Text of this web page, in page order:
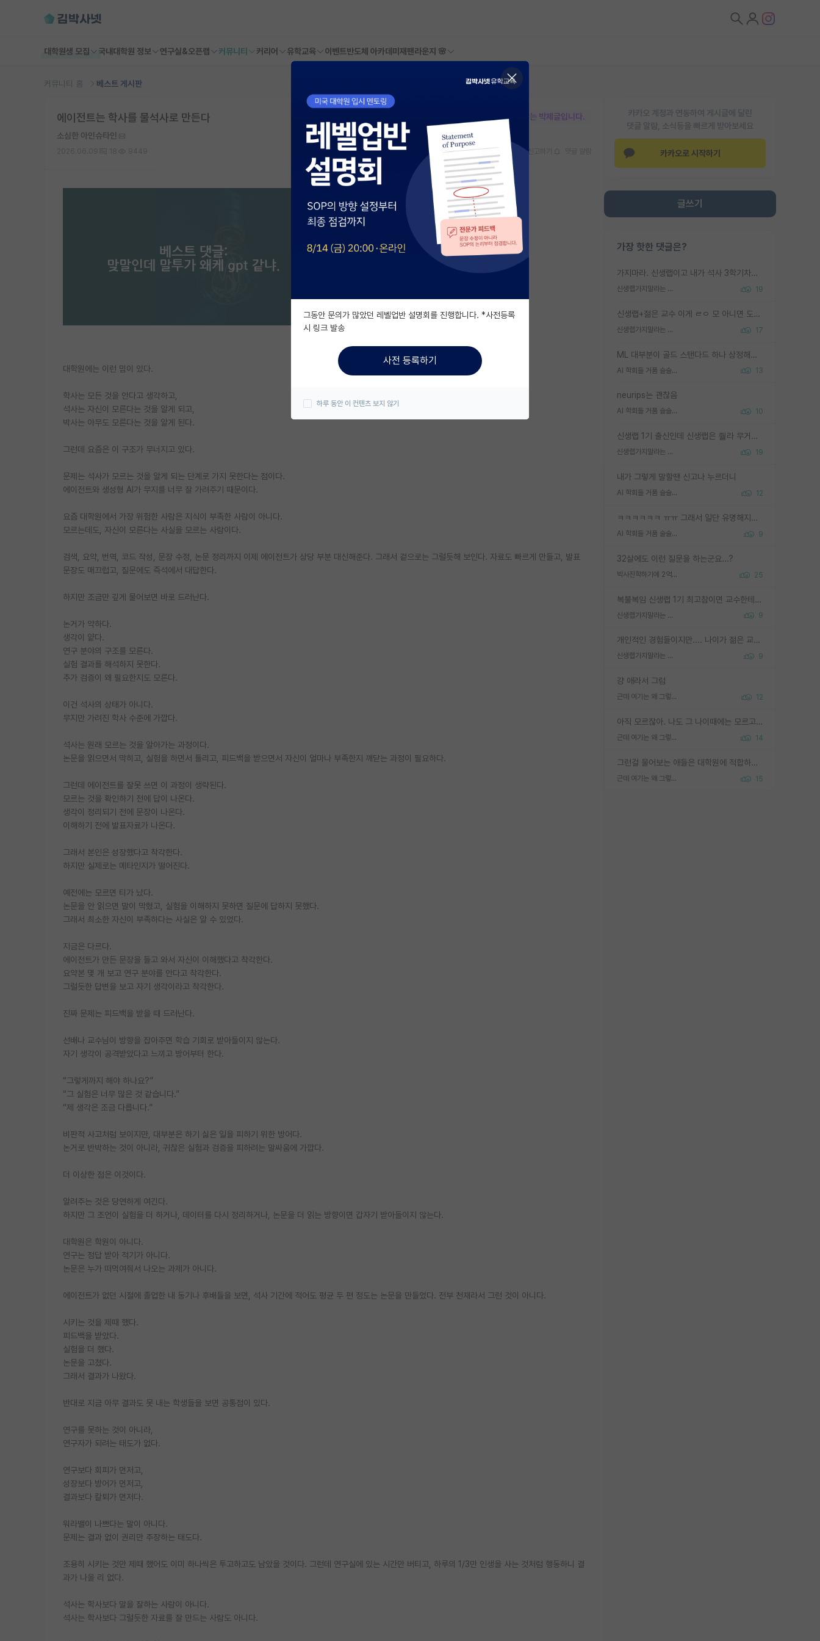
대학원생 모집 국내대학원 정보 연구실&오픈랩 커뮤니티 커리어 유학교육 이벤트반도체 아카데미 재팬라운지 🌸
커뮤니티 홈 베스트 게시판
카카오 계정과 연동하여 게시글에 달린
댓글 알람, 소식등을 빠르게 받아보세요
카카오로 시작하기
글쓰기
가장 핫한 댓글은?
가지마라. 신생랩이고 내가 석사 3학기차인데 최고참인데 나도 아무것도 모르는데 교수가 후배들 왜 논문 교육 안시키냐. 논문 왜 안 써오냐 닦달한다
신생랩가지말라는 이유가 있었구나 19
신생랩+젊은 교수 이게 ㄹㅇ 모 아니면 도인듯.
신생랩가지말라는 이유가 있었구나 17
ML 대부분이 골드 스탠다드 하나 상정해놓고 (벤치마크 데이터셋이 여러 개면 여러 개 상정) 그거 얼마나 잘 맞추나 싸움임 가끔 번뜩이는 설계 철학을 보여주는 논문들도 있지만 대부분 그거 성적 얼마나 더 올리느라에 혈안이 되어 있는 측면이 잇음
AI 학회들 거품 슬슬 지적이 나오네요 13
neurips는 괜찮음
AI 학회들 거품 슬슬 지적이 나오네요 10
신생랩 1기 출신인데 신생랩은 줠라 무거운 바벨 같은거임. 들면 대박인데 못들면 깔려 죽음. 아무도 알려주지 않는 환경에서 자생해야하지만, 일단 살아남았다면 그 어떤 사람보다 악착같고 생존력 높은 사람으로 거듭날 수 있음
신생랩가지말라는 이유가 있었구나 19
내가 그렇게 말할땐 신고나 누르더니
AI 학회들 거품 슬슬 지적이 나오네요 12
ㅋㅋㅋㅋㅋㅋ ㅠㅠ 그래서 일단 유명해지는게 중요한거같습니다
AI 학회들 거품 슬슬 지적이 나오네요 9
32살에도 이런 질문을 하는군요...?
박사진학하기에 2억은 괜찮은 (?) 정도의 경제력인가요 25
복불복임 신생랩 1기 최고참이면 교수한테 직접 지도받는 시간이 매우 많음 제대로 된 교수라면 말이지 그게 아니라면 그냥 넌 해방 불가능한 노예 1호에 감점쓰레기통이 되는거고
신생랩가지말라는 이유가 있었구나 9
개인적인 경험들이지만.... 나이가 젊은 교수일수록 꼰대라는 가면을 쓴 채로 무례함을 행동하는 경우가 거의 90% 정도였음. 나이가 어린데 다른 또래들과 달리 명예, 권력, 재력까지 얻었으니 세상 다 가진 기분이겠지. 오히러 나이 든 교수들이 행동과 말을 더 조심하시더라.
신생랩가지말라는 이유가 있었구나 9
걍 애라서 그럼
근데 여기는 왜 그렇게 SPK를 물어보는거임? 12
아직 모르잖아. 나도 그 나이때에는 모르고 평가 받고 안심하고 싶었어.
근데 여기는 왜 그렇게 SPK를 물어보는거임? 14
그런걸 물어보는 애들은 대학원에 적합하지 않다
근데 여기는 왜 그렇게 SPK를 물어보는거임? 15
본문이 수정되지 않는 박제글입니다.
에이전트는 학사를 물석사로 만든다
소심한 아인슈타인
스크랩 신고하기
대학원에는 이런 밈이 있다.
학사는 모든 것을 안다고 생각하고,
석사는 자신이 모른다는 것을 알게 되고,
박사는 아무도 모른다는 것을 알게 된다.
그런데 요즘은 이 구조가 무너지고 있다.
문제는 석사가 모르는 것을 알게 되는 단계로 가지 못한다는 점이다.
에이전트와 생성형 AI가 무지를 너무 잘 가려주기 때문이다.
요즘 대학원에서 가장 위험한 사람은 지식이 부족한 사람이 아니다.
모르는데도, 자신이 모른다는 사실을 모르는 사람이다.
검색, 요약, 번역, 코드 작성, 문장 수정, 논문 정리까지 이제 에이전트가 상당 부분 대신해준다. 그래서 겉으로는 그럴듯해 보인다. 자료도 빠르게 만들고, 발표
문장도 매끄럽고, 질문에도 즉석에서 대답한다.
하지만 조금만 깊게 물어보면 바로 드러난다.
논거가 약하다.
생각이 얕다.
연구 분야의 구조를 모른다.
실험 결과를 해석하지 못한다.
추가 검증이 왜 필요한지도 모른다.
이건 석사의 상태가 아니다.
무지만 가려진 학사 수준에 가깝다.
석사는 원래 모르는 것을 알아가는 과정이다.
논문을 읽으면서 막히고, 실험을 하면서 틀리고, 피드백을 받으면서 자신이 얼마나 부족한지 깨닫는 과정이 필요하다.
그런데 에이전트를 잘못 쓰면 이 과정이 생략된다.
모르는 것을 확인하기 전에 답이 나온다.
생각이 정리되기 전에 문장이 나온다.
이해하기 전에 발표자료가 나온다.
그래서 본인은 성장했다고 착각한다.
하지만 실제로는 메타인지가 떨어진다.
예전에는 모르면 티가 났다.
논문을 안 읽으면 말이 막혔고, 실험을 이해하지 못하면 질문에 답하지 못했다.
그래서 최소한 자신이 부족하다는 사실은 알 수 있었다.
지금은 다르다.
에이전트가 만든 문장을 들고 와서 자신이 이해했다고 착각한다.
요약본 몇 개 보고 연구 분야를 안다고 착각한다.
그럴듯한 답변을 보고 자기 생각이라고 착각한다.
진짜 문제는 피드백을 받을 때 드러난다.
선배나 교수님이 방향을 잡아주면 학습 기회로 받아들이지 않는다.
자기 생각이 공격받았다고 느끼고 방어부터 한다.
“그렇게까지 해야 하나요?”
“그 실험은 너무 많은 것 같습니다.”
“제 생각은 조금 다릅니다.”
비판적 사고처럼 보이지만, 대부분은 하기 싫은 일을 피하기 위한 방어다.
논거로 반박하는 것이 아니라, 귀찮은 실험과 검증을 피하려는 말싸움에 가깝다.
더 이상한 점은 이것이다.
알려주는 것은 당연하게 여긴다.
하지만 그 조언이 실험을 더 하거나, 데이터를 다시 정리하거나, 논문을 더 읽는 방향이면 갑자기 받아들이지 않는다.
대학원은 학원이 아니다.
연구는 정답 받아 적기가 아니다.
논문은 누가 떠먹여줘서 나오는 과제가 아니다.
에이전트가 없던 시절에 졸업한 내 동기나 후배들을 보면, 석사 기간에 적어도 평균 두 편 정도는 논문을 만들었다. 전부 천재라서 그런 것이 아니다.
시키는 것을 제때 했다.
피드백을 받았다.
실험을 더 했다.
논문을 고쳤다.
그래서 결과가 나왔다.
반대로 지금 아무 결과도 못 내는 학생들을 보면 공통점이 있다.
연구를 못하는 것이 아니라,
연구자가 되려는 태도가 없다.
연구보다 회피가 먼저고,
성장보다 방어가 먼저고,
결과보다 칼퇴가 먼저다.
워라밸이 나쁘다는 말이 아니다.
문제는 결과 없이 권리만 주장하는 태도다.
조용히 시키는 것만 제때 했어도 이미 하나씩은 투고하고도 남았을 것이다. 그런데 연구실에 있는 시간만 버티고, 하루의 1/3만 인생을 사는 것처럼 행동하니 결
과가 나올 리 없다.
석사는 학사보다 말을 잘하는 사람이 아니다.
석사는 학사보다 그럴듯한 자료를 잘 만드는 사람도 아니다.
그동안 문의가 많았던 레벨업반 설명회를 진행합니다. *사전등록
시 링크 발송
사전 등록하기
하루 동안 이 컨텐츠 보지 않기